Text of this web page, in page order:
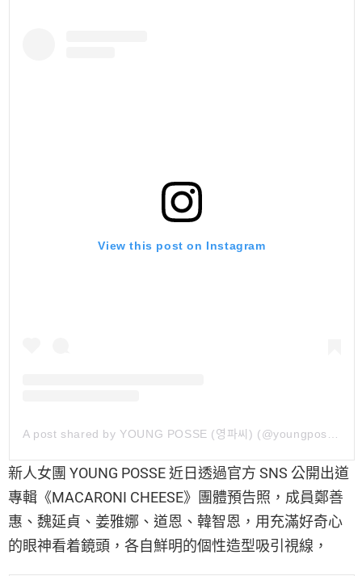
View this post on Instagram
新人女團 YOUNG POSSE 近日透過官方 SNS 公開出道
專輯《MACARONI CHEESE》團體預告照，成員鄭善
惠、魏延貞、姜雅娜、道恩、韓智恩，用充滿好奇心
的眼神看着鏡頭，各自鮮明的個性造型吸引視線，